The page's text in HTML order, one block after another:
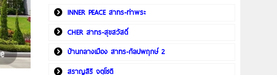
INNER PEACE สาทร-ท่าพระ
CHER สาทร-สุขสวัสดิ์
บ้านกลางเมือง สาทร-กัลปพฤกษ์ 2
สราญสิริ จตุโชติ